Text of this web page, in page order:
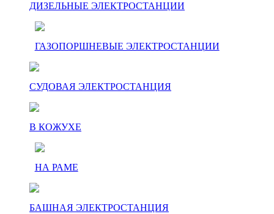
ДИЗЕЛЬНЫЕ ЭЛЕКТРОСТАНЦИИ
ГАЗОПОРШНЕВЫЕ ЭЛЕКТРОСТАНЦИИ
СУДОВАЯ ЭЛЕКТРОСТАНЦИЯ
В КОЖУХЕ
НА РАМЕ
БАШНАЯ ЭЛЕКТРОСТАНЦИЯ